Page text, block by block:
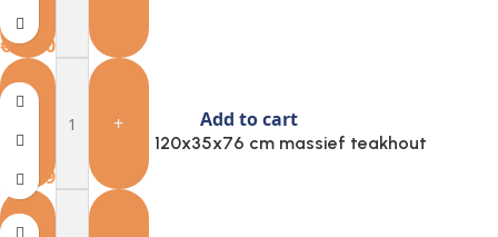
€193.05
+ Add to cart
Provira Wandtafel 120x35x76 cm massief teakhout
150.91